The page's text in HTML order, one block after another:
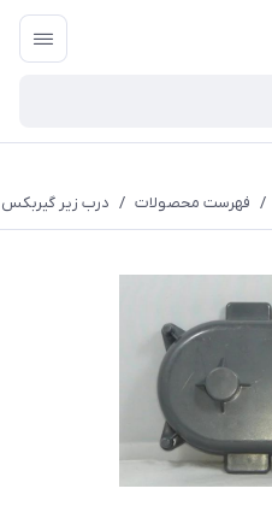
/ فهرست محصولات / درب زیر